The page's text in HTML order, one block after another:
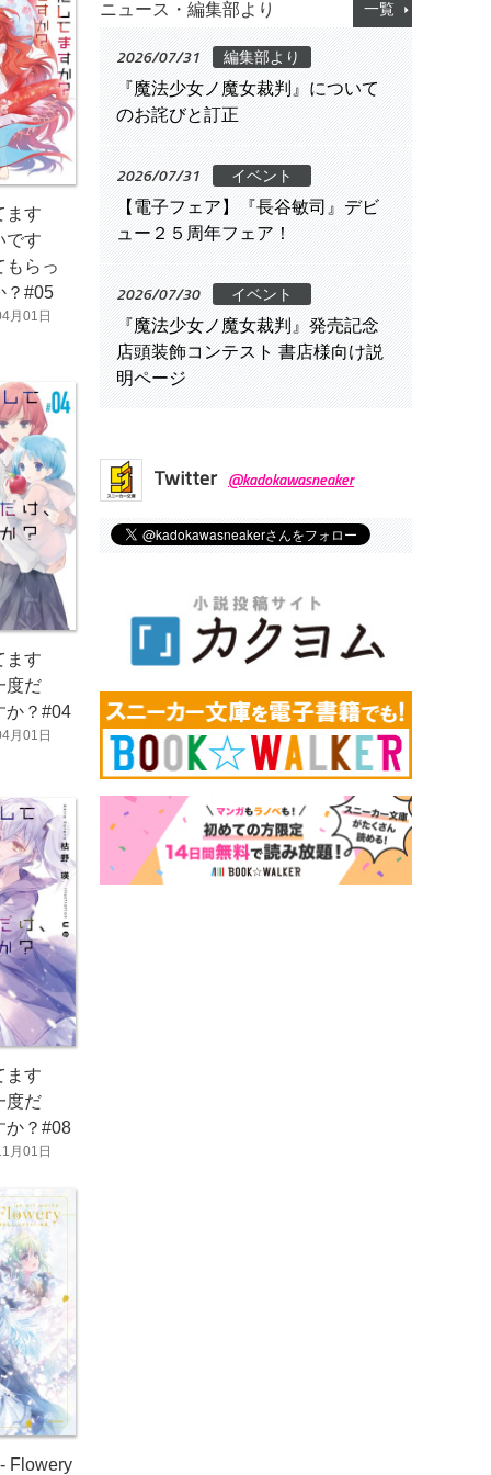
ます
す
らっ
？#05
月01日
ます
だ
か？#04
月01日
ます
だ
か？#08
月01日
Flowery
ニュース・編集部より 一覧
2026/07/31 編集部より
『魔法少女ノ魔女裁判』について
のお詫びと訂正
2026/07/31 イベント
【電子フェア】『長谷敏司』デビ
ュー２５周年フェア！
2026/07/30 イベント
『魔法少女ノ魔女裁判』発売記念
店頭装飾コンテスト 書店様向け説
明ページ
Twitter @kadokawasneaker